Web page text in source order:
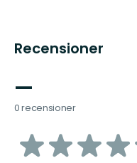
Recensioner
—
0 recensioner
av